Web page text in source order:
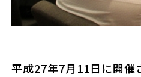
平成27年7月11日に開